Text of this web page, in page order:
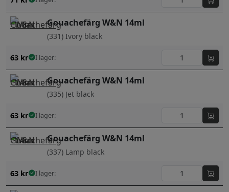
Gouachefärg W&N 14ml
(331) Ivory black
63 kr I lager:
Gouachefärg W&N 14ml
(335) Jet black
63 kr I lager:
Gouachefärg W&N 14ml
(337) Lamp black
63 kr I lager: